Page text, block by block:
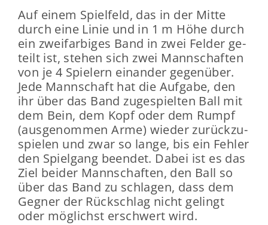
Auf einem Spiel­feld, das in der Mitte
durch eine Linie und in 1 m Höhe durch
ein zwei­far­bi­ges Band in zwei Fel­der ge­
teilt ist, ste­hen sich zwei Mann­schaf­ten
von je 4 Spie­lern ein­an­der ge­gen­über.
Jede Mann­schaft hat die Auf­ga­be, den
ihr über das Band zu­ge­spiel­ten Ball mit
dem Bein, dem Kopf oder dem Rumpf
(aus­ge­nom­men Arme) wie­der zu­rück­zu­
spie­len und zwar so lange, bis ein Feh­ler
den Spiel­gang be­en­det. Dabei ist es das
Ziel bei­der Mann­schaf­ten, den Ball so
über das Band zu schla­gen, dass dem
Geg­ner der Rück­schlag nicht ge­lingt
oder mög­lichst er­schwert wird.